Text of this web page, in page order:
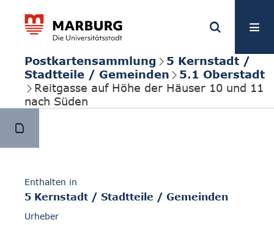
Postkartensammlung
5 Kernstadt /
Stadtteile / Gemeinden
5.1 Oberstadt
Reitgasse auf Höhe der Häuser 10 und 11
nach Süden
Enthalten in
5 Kernstadt / Stadtteile / Gemeinden
Urheber